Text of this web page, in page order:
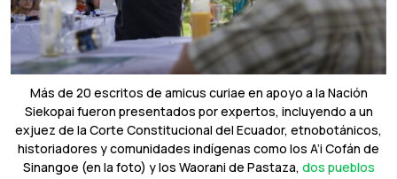
Más de 20 escritos de amicus curiae en apoyo a la Nación
Siekopai fueron presentados por expertos, incluyendo a un
exjuez de la Corte Constitucional del Ecuador, etnobotánicos,
historiadores y comunidades indígenas como los A’i Cofán de
Sinangoe (en la foto) y los Waorani de Pastaza, dos pueblos